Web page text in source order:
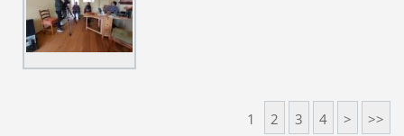
1 2 3 4 > >>